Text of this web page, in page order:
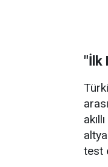
"İlk
test